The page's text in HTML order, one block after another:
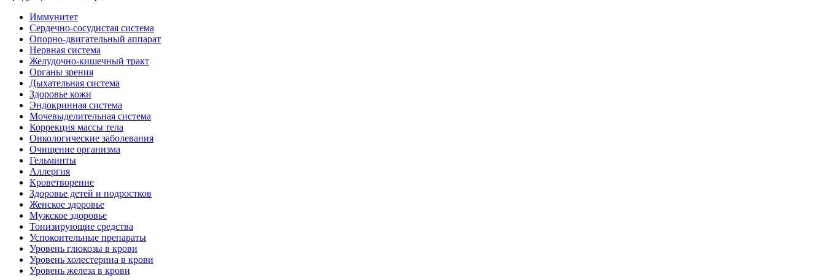
Иммунитет
Сердечно-сосудистая система
Опорно-двигательный аппарат
Нервная система
Желудочно-кишечный тракт
Органы зрения
Дыхательная система
Здоровье кожи
Эндокринная система
Мочевыделительная система
Коррекция массы тела
Онкологические заболевания
Очищение организма
Гельминты
Аллергия
Кроветворение
Здоровье детей и подростков
Женское здоровье
Мужское здоровье
Тонизирующие средства
Успокоительные препараты
Уровень глюкозы в крови
Уровень холестерина в крови
Уровень железа в крови